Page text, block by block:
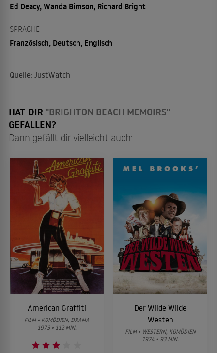
Ed Deacy, Wanda Bimson, Richard Bright
SPRACHE
Französisch, Deutsch, Englisch
Quelle: JustWatch
HAT DIR "BRIGHTON BEACH MEMOIRS"
GEFALLEN?
Dann gefällt dir vielleicht auch:
American Graffiti
FILM • KOMÖDIEN, DRAMA
1973 • 112 MIN.
Der Wilde Wilde
Westen
FILM • WESTERN, KOMÖDIEN
1974 • 93 MIN.